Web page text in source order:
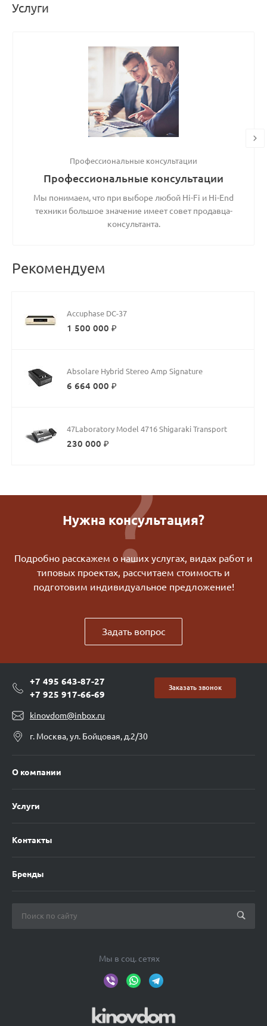
Услуги
Профессиональные консультации
Профессиональные консультации
Мы понимаем, что при выборе любой Hi-Fi и Hi-End
техники большое значение имеет совет продавца-
консультанта.
Рекомендуем
Accuphase DC-37
1 500 000 ₽
Absolare Hybrid Stereo Amp Signature
6 664 000 ₽
47Laboratory Model 4716 Shigaraki Transport
230 000 ₽
Нужна консультация?
Подробно расскажем о наших услугах, видах работ и
типовых проектах, рассчитаем стоимость и
подготовим индивидуальное предложение!
Задать вопрос
+7 495 643-87-27
+7 925 917-66-69
Заказать звонок
kinovdom@inbox.ru
г. Москва, ул. Бойцовая, д.2/30
О компании
Услуги
Контакты
Бренды
Мы в соц. сетях